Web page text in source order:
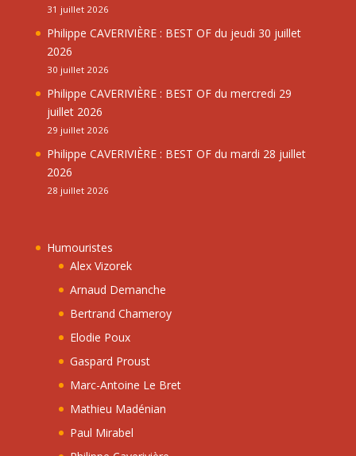
31 juillet 2026
Philippe CAVERIVIÈRE : BEST OF du jeudi 30 juillet
2026
30 juillet 2026
Philippe CAVERIVIÈRE : BEST OF du mercredi 29
juillet 2026
29 juillet 2026
Philippe CAVERIVIÈRE : BEST OF du mardi 28 juillet
2026
28 juillet 2026
Humouristes
Alex Vizorek
Arnaud Demanche
Bertrand Chameroy
Elodie Poux
Gaspard Proust
Marc-Antoine Le Bret
Mathieu Madénian
Paul Mirabel